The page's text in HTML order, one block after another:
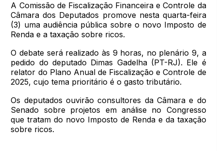
A Comissão de Fiscalização Financeira e Controle da
Câmara dos Deputados promove nesta quarta-feira
(3) uma audiência pública sobre o novo Imposto de
Renda e a taxação sobre ricos.
O debate será realizado às 9 horas, no plenário 9, a
pedido do deputado Dimas Gadelha (PT-RJ). Ele é
relator do Plano Anual de Fiscalização e Controle de
2025, cujo tema prioritário é o gasto tributário.
Os deputados ouvirão consultores da Câmara e do
Senado sobre projetos em análise no Congresso
que tratam do novo Imposto de Renda e da taxação
sobre ricos.